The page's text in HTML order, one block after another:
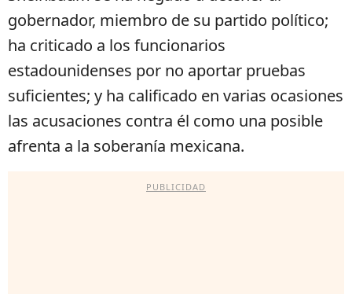
gobernador, miembro de su partido político;
ha criticado a los funcionarios
estadounidenses por no aportar pruebas
suficientes; y ha calificado en varias ocasiones
las acusaciones contra él como una posible
afrenta a la soberanía mexicana.
PUBLICIDAD